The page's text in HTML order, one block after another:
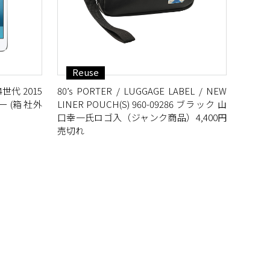
代 2015
(箱 社外
Reuse
80’s PORTER / LUGGAGE LABEL / NEW
LINER POUCH(S) 960-09286 ブラック 山
口幸一氏ロゴ入（ジャンク商品）4,400円
売切れ